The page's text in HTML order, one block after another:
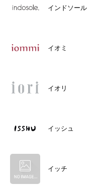
インドソール
イオミ
イオリ
イッシュ
イッチ